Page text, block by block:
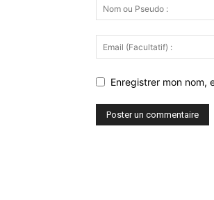
Enregistrer mon nom,